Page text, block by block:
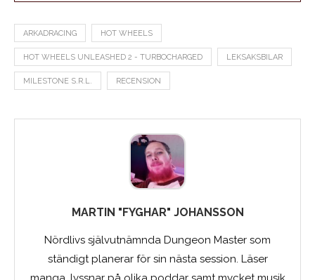
ARKADRACING HOT WHEELS
HOT WHEELS UNLEASHED 2 - TURBOCHARGED LEKSAKSBILAR
MILESTONE S.R.L. RECENSION
MARTIN "FYGHAR" JOHANSSON
Nördlivs självutnämnda Dungeon Master som
ständigt planerar för sin nästa session. Läser